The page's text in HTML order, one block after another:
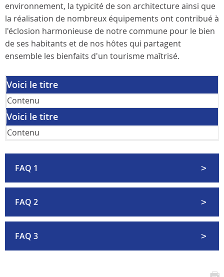
environnement, la typicité de son architecture ainsi que
la réalisation de nombreux équipements ont contribué à
l'éclosion harmonieuse de notre commune pour le bien
de ses habitants et de nos hôtes qui partagent
ensemble les bienfaits d'un tourisme maîtrisé.
Voici le titre
Contenu
Voici le titre
Contenu
FAQ 1
FAQ 2
FAQ 3